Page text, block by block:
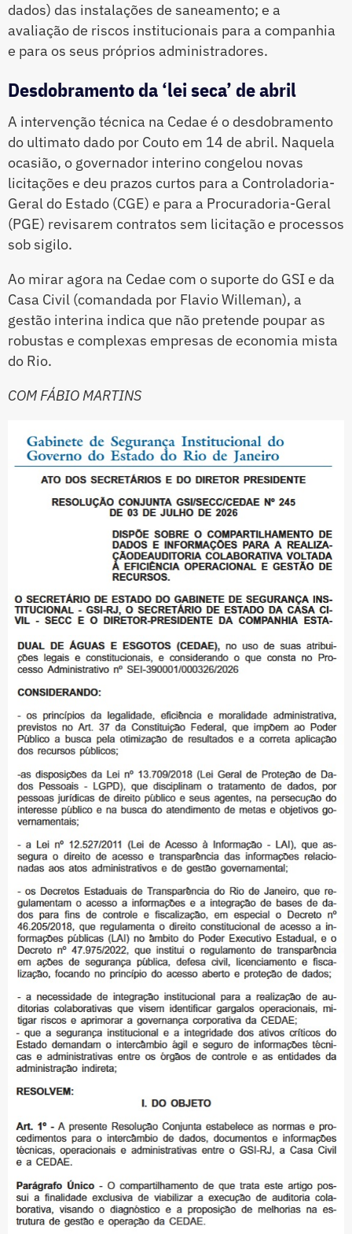
dados) das instalações de saneamento; e a
avaliação de riscos institucionais para a companhia
e para os seus próprios administradores.
Desdobramento da ‘lei seca’ de abril
A intervenção técnica na Cedae é o desdobramento
do ultimato dado por Couto em 14 de abril. Naquela
ocasião, o governador interino congelou novas
licitações e deu prazos curtos para a Controladoria-
Geral do Estado (CGE) e para a Procuradoria-Geral
(PGE) revisarem contratos sem licitação e processos
sob sigilo.
Ao mirar agora na Cedae com o suporte do GSI e da
Casa Civil (comandada por Flavio Willeman), a
gestão interina indica que não pretende poupar as
robustas e complexas empresas de economia mista
do Rio.
COM FÁBIO MARTINS